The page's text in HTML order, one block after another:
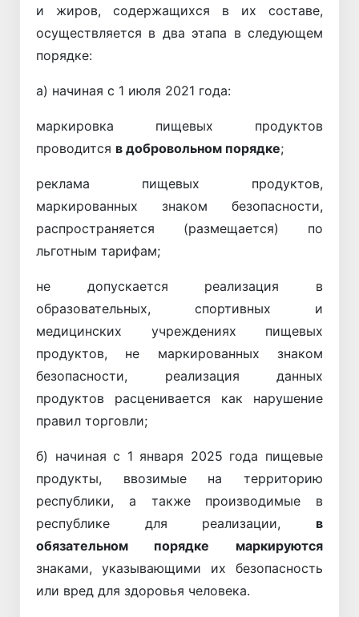
и жиров, содержащихся в их составе,
осуществляется в два этапа в следующем
порядке:
а) начиная с 1 июля 2021 года:
маркировка пищевых продуктов
проводится в добровольном порядке;
реклама пищевых продуктов,
маркированных знаком безопасности,
распространяется (размещается) по
льготным тарифам;
не допускается реализация в
образовательных, спортивных и
медицинских учреждениях пищевых
продуктов, не маркированных знаком
безопасности, реализация данных
продуктов расценивается как нарушение
правил торговли;
б) начиная с 1 января 2025 года пищевые
продукты, ввозимые на территорию
республики, а также производимые в
республике для реализации, в
обязательном порядке
маркируются
знаками, указывающими их безопасность
или вред для здоровья человека.